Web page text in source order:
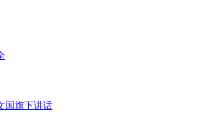
国旗下讲话